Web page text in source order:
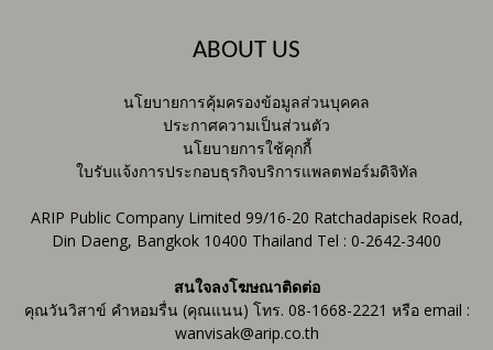
ABOUT US
นโยบายการคุ้มครองข้อมูลส่วนบุคคล
ประกาศความเป็นส่วนตัว
นโยบายการใช้คุกกี้
ใบรับแจ้งการประกอบธุรกิจบริการแพลตฟอร์มดิจิทัล
ARIP Public Company Limited 99/16-20 Ratchadapisek Road,
Din Daeng, Bangkok 10400 Thailand Tel : 0-2642-3400
สนใจลงโฆษณาติดต่อ
คุณวันวิสาข์ คำหอมรื่น (คุณแนน) โทร. 08-1668-2221 หรือ email :
wanvisak@arip.co.th